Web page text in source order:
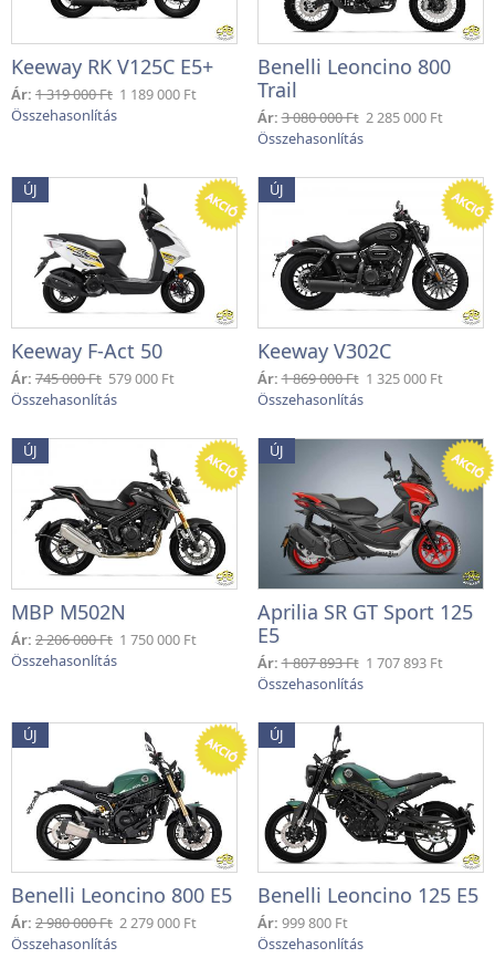
Keeway RK V125C E5+
Ár: 1 319 000 Ft 1 189 000 Ft
Benelli Leoncino 800
Trail
Ár:3 080 000 Ft 2 285 000 Ft
ÚJ
Keeway F-Act 50
Ár: 745 000 Ft 579 000 Ft
ÚJ
Keeway V302C
Ár:1 869 000 Ft 1 325 000 Ft
ÚJ
MBP M502N
Ár: 2 206 000 Ft 1 750 000 Ft
ÚJ
Aprilia SR GT Sport 125
E5
Ár:1 807 893 Ft 1 707 893 Ft
ÚJ
Benelli Leoncino 800 E5
Ár: 2 980 000 Ft 2 279 000 Ft
ÚJ
Benelli Leoncino 125 E5
Ár: 999 800 Ft